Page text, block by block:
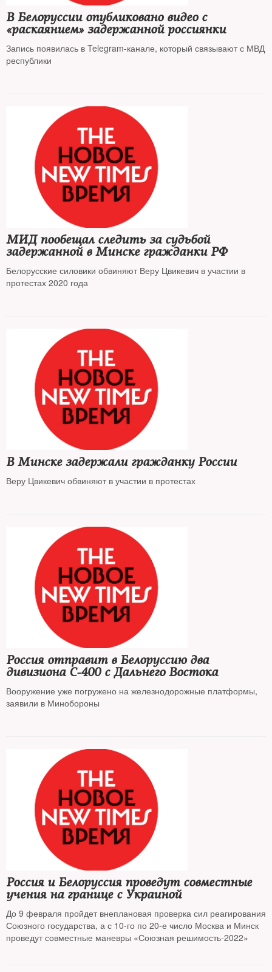
В Белоруссии опубликовано видео с
«раскаянием» задержанной россиянки
Запись появилась в Telegram-канале, который связывают с МВД
республики
МИД пообещал следить за судьбой
задержанной в Минске гражданки РФ
Белорусские силовики обвиняют Веру Цвикевич в участии в
протестах 2020 года
В Минске задержали гражданку России
Веру Цвикевич обвиняют в участии в протестах
Россия отправит в Белоруссию два
дивизиона С-400 с Дальнего Востока
Вооружение уже погружено на железнодорожные платформы,
заявили в Минобороны
Россия и Белоруссия проведут совместные
учения на границе с Украиной
До 9 февраля пройдет внеплановая проверка сил реагирования
Союзного государства, а с 10-го по 20-е число Москва и Минск
проведут совместные маневры «Союзная решимость-2022»